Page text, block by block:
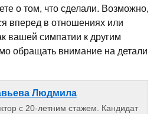
о том, что сделали. Возможно,
вперед в отношениях или
вашей симпатии к другим
обращать внимание на детали
Людмила
с 20-летним стажем. Кандидат